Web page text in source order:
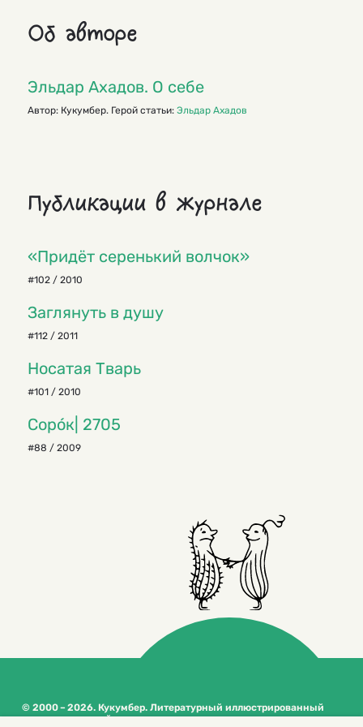
Об авторе
Эльдар Ахадов. О себе
Автор: Кукумбер. Герой статьи: Эльдар Ахадов
Публикации в журнале
«Придёт серенький волчок»
#102 / 2010
Заглянуть в душу
#112 / 2011
Носатая Тварь
#101 / 2010
Сорóк| 2705
#88 / 2009
© 2000 – 2026. Кукумбер. Литературный иллюстрированный
журнал для детей